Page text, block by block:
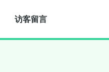
访客留言